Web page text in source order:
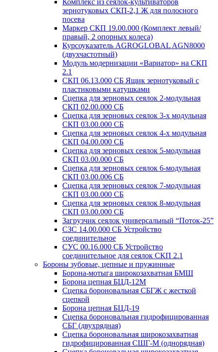
Комплекс из сеялок-культиваторов
зернотуковых СКП-2,1 Ж для полосного
посева
Маркер СКП 19.00.000 (Комплект левый/
правый, 2 опорных колеса)
Курсоуказатель AGROGLOBAL AGN8000
(двухчастотный)
Модуль модернизации «Вариатор» на СКП
2.1
СКП 06.13.000 СБ Ящик зернотуковый с
пластиковыми катушками
Сцепка для зерновых сеялок 2-модульная
СКП 02.00.000 СБ
Сцепка для зерновых сеялок 3-х модульная
СКП 03.00.000 СБ
Сцепка для зерновых сеялок 4-х модульная
СКП 04.00.000 СБ
Сцепка для зерновых сеялок 5-модульная
СКП 03.00.000 СБ
Сцепка для зерновых сеялок 6-модульная
СКП 03.00.006 СБ
Сцепка для зерновых сеялок 7-модульная
СКП 03.00.000 СБ
Сцепка для зерновых сеялок 8-модульная
СКП 03.00.000 СБ
Загрузчик сеялок универсальный “Поток-25”
СЗС 14.00.000 СБ Устройство
соединительное
СУС 00.16.000 СБ Устройство
соединительное для сеялок СКП 2.1
Бороны зубовые, цепные и пружинные
Борона-мотыга широкозахватная БМШ
Борона цепная БЦД-12М
Сцепка бороновальная СБГЖ с жесткой
сцепкой
Борона цепная БЦД-19
Сцепка бороновальная гидрофицированная
СБГ (двухрядная)
Сцепка бороновальная широкозахватная
гидрофицированная СШГ-М (однорядная)